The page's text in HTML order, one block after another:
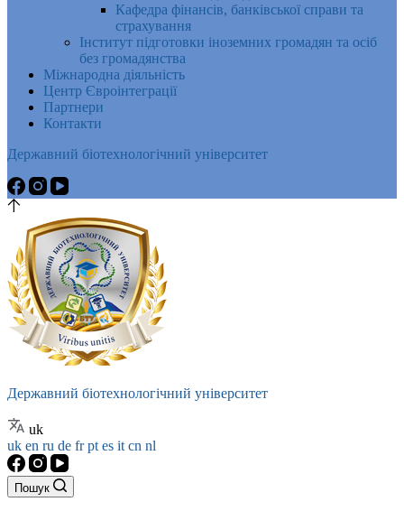
Кафедра фінансів, банківської справи та
страхування
Інститут підготовки іноземних громадян та осіб
без громадянства
Міжнародна діяльність
Центр Євроінтеграції
Партнери
Контакти
Державний біотехнологічний університет
Державний біотехнологічний університет
uk
uk en ru de frpt es it cn nl
Пошук